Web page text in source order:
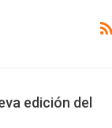
edición del